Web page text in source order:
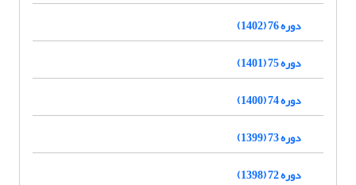
دوره 76 (1402)
دوره 75 (1401)
دوره 74 (1400)
دوره 73 (1399)
دوره 72 (1398)